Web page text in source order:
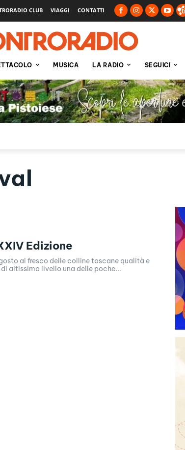
CLUB VIAGGI CONTATTI
MUSICA LA RADIO SEGUICI
Edizione
al fresco delle colline toscane qualità e
altissimo livello una delle poche...